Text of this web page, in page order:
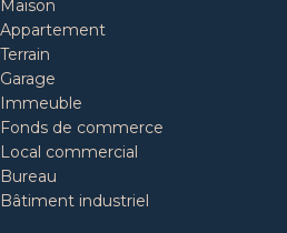
Maison
Appartement
Terrain
Garage
Immeuble
Fonds de commerce
Local commercial
Bureau
Bâtiment industriel